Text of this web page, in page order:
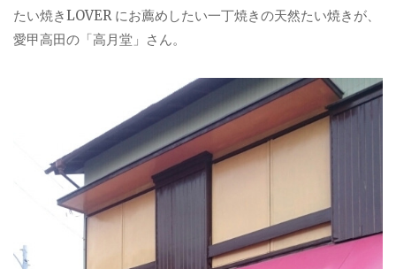
たい焼きLOVER にお薦めしたい一丁焼きの天然たい焼きが、
愛甲高田の「高月堂」さん。